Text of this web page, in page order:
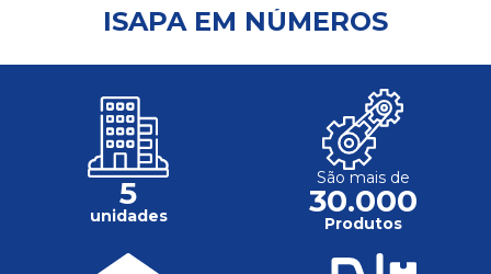
ISAPA EM NÚMEROS
5
unidades
São mais de
30.000
Produtos